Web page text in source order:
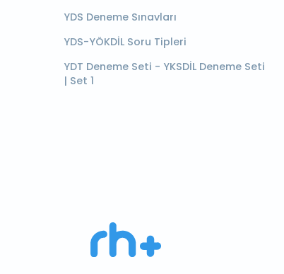
YDS Deneme Sınavları
YDS-YÖKDİL Soru Tipleri
YDT Deneme Seti - YKSDİL Deneme Seti
| Set 1